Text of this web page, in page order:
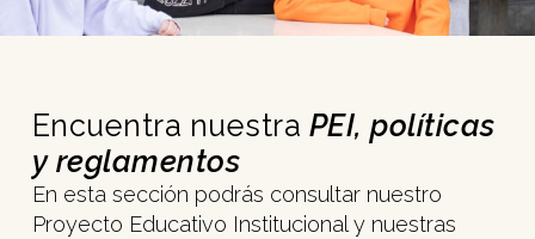
Encuentra nuestra PEI, políticas
y reglamentos
En esta sección podrás consultar nuestro
Proyecto Educativo Institucional y nuestras